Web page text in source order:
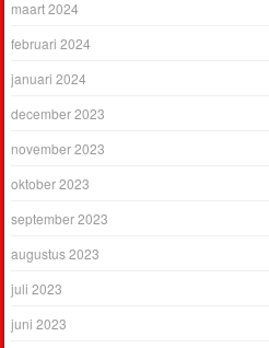
maart 2024
februari 2024
januari 2024
december 2023
november 2023
oktober 2023
september 2023
augustus 2023
juli 2023
juni 2023